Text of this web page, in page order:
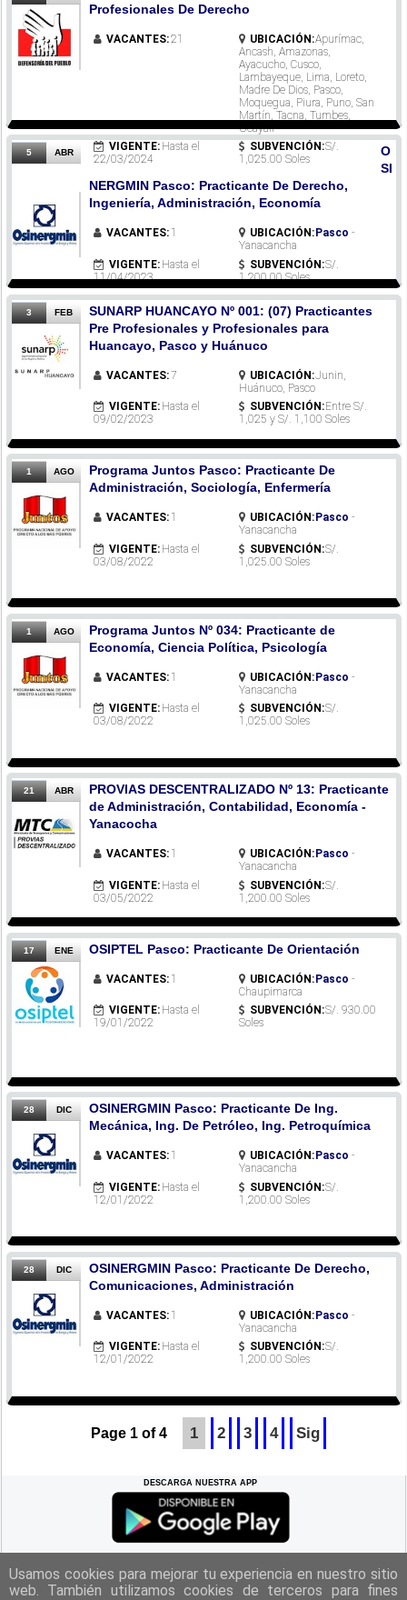
Profesionales De Derecho
VACANTES:21 UBICACIÓN:Apurímac,
Ancash, Amazonas,
Ayacucho, Cusco,
Lambayeque, Lima, Loreto,
Madre De Dios, Pasco,
Moquegua, Piura, Puno, San
Martín, Tacna, Tumbes,
Ucayali
VIGENTE: Hasta el
22/03/2024
SUBVENCIÓN:S/.
1,025.00 Soles
5 ABR
O
SI
NERGMIN Pasco: Practicante De Derecho,
Ingeniería, Administración, Economía
VACANTES: 1 UBICACIÓN: Pasco -
Yanacancha
VIGENTE: Hasta el
11/04/2023
SUBVENCIÓN:S/.
1,200.00 Soles
3 FEB
SUNARP HUANCAYO Nº 001: (07) Practicantes
Pre Profesionales y Profesionales para
Huancayo, Pasco y Huánuco
VACANTES:7 UBICACIÓN:Junin,
Huánuco, Pasco
VIGENTE: Hasta el
09/02/2023
SUBVENCIÓN:Entre S/.
1,025 y S/. 1,100 Soles
1 AGO
Programa Juntos Pasco: Practicante De
Administración, Sociología, Enfermería
VACANTES: 1 UBICACIÓN: Pasco -
Yanacancha
VIGENTE: Hasta el
03/08/2022
SUBVENCIÓN:S/.
1,025.00 Soles
1 AGO
Programa Juntos Nº 034: Practicante de
Economía, Ciencia Política, Psicología
VACANTES: 1 UBICACIÓN:Pasco -
Yanacancha
VIGENTE: Hasta el
03/08/2022
SUBVENCIÓN:S/.
1,025.00 Soles
21 ABR
PROVIAS DESCENTRALIZADO Nº 13: Practicante
de Administración, Contabilidad, Economía -
Yanacocha
VACANTES: 1 UBICACIÓN: Pasco -
Yanacancha
VIGENTE: Hasta el
03/05/2022
SUBVENCIÓN:S/.
1,200.00 Soles
17 ENE OSIPTEL Pasco: Practicante De Orientación
VACANTES: 1 UBICACIÓN:Pasco -
Chaupimarca
VIGENTE: Hasta el
19/01/2022
SUBVENCIÓN:S/. 930.00
Soles
28 DIC
OSINERGMIN Pasco: Practicante De Ing.
Mecánica, Ing. De Petróleo, Ing. Petroquímica
VACANTES: 1 UBICACIÓN: Pasco -
Yanacancha
VIGENTE: Hasta el
12/01/2022
SUBVENCIÓN:S/.
1,200.00 Soles
28 DIC
OSINERGMIN Pasco: Practicante De Derecho,
Comunicaciones, Administración
VACANTES: 1 UBICACIÓN:Pasco -
Yanacancha
VIGENTE: Hasta el
12/01/2022
SUBVENCIÓN:S/.
1,200.00 Soles
Page 1 of 4 1 2 3 4 Sig
DESCARGA NUESTRA APP
REGRESAR A LACIMA
Usamos cookies para mejorar tu experiencia en nuestro sitio
web. También utilizamos cookies de terceros para fines